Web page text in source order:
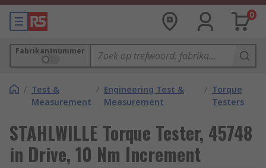
0
Fabrikantnummer
/ Test &
Measurement
/ Engineering Test &
Measurement
/ Torque
Testers
STAHLWILLE Torque Tester, 45748
in Drive, 10 Nm Increment